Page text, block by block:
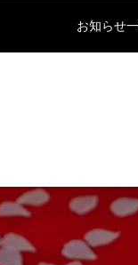
お知らせ